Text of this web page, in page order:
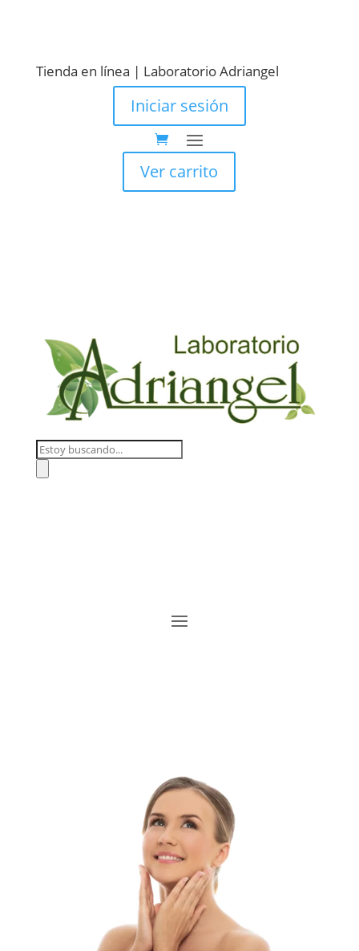
Tienda en línea | Laboratorio Adriangel
Iniciar sesión
Ver carrito
Búsqueda